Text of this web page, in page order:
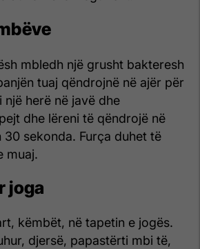
mbledh një grusht bakteresh
tuaj qëndrojnë në ajër për
një herë në javë dhe
dhe lëreni të qëndrojë në
sekonda. Furça duhet të
muaj.
joga
këmbët, në tapetin e jogës.
djersë, papastërti mbi të,